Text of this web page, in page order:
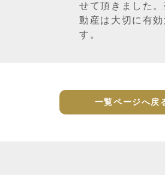
せて頂きました
動産は大切に有
す。
一覧ページへ戻